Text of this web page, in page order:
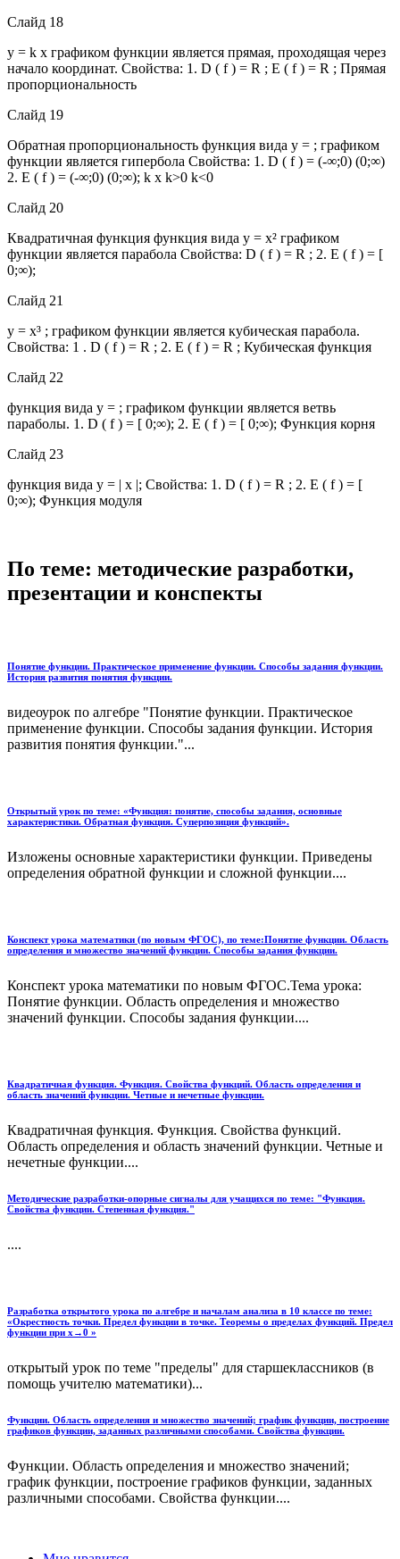
Слайд 18
y = k х графиком функции является прямая, проходящая через
начало координат. Свойства: 1. D ( f ) = R ; E ( f ) = R ; Прямая
пропорциональность
Слайд 19
Обратная пропорциональность функция вида y = ; графиком
функции является гипербола Свойства: 1. D ( f ) = (-∞;0) (0;∞)
2. E ( f ) = (-∞;0) (0;∞); k x k>0 k<0
Слайд 20
Квадратичная функция функция вида y = x² графиком
функции является парабола Свойства: D ( f ) = R ; 2. E ( f ) = [
0;∞);
Слайд 21
y = x³ ; графиком функции является кубическая парабола.
Свойства: 1 . D ( f ) = R ; 2. E ( f ) = R ; Кубическая функция
Слайд 22
функция вида y = ; графиком функции является ветвь
параболы. 1. D ( f ) = [ 0;∞); 2. E ( f ) = [ 0;∞); Функция корня
Слайд 23
функция вида y = | x |; Свойства: 1. D ( f ) = R ; 2. E ( f ) = [
0;∞); Функция модуля
По теме: методические разработки,
презентации и конспекты
Понятие функции. Практическое применение функции. Способы задания функции.
История развития понятия функции.
видеоурок по алгебре "Понятие функции. Практическое
применение функции. Способы задания функции. История
развития понятия функции."...
Открытый урок по теме: «Функция: понятие, способы задания, основные
характеристики. Обратная функция. Суперпозиция функций».
Изложены основные характеристики функции. Приведены
определения обратной функции и сложной функции....
Конспект урока математики (по новым ФГОС), по теме:Понятие функции. Область
определения и множество значений функции. Способы задания функции.
Конспект урока математики по новым ФГОС.Тема урока:
Понятие функции. Область определения и множество
значений функции. Способы задания функции....
Квадратичная функция. Функция. Свойства функций. Область определения и
область значений функции. Четные и нечетные функции.
Квадратичная функция. Функция. Свойства функций.
Область определения и область значений функции. Четные и
нечетные функции....
Методические разработки-опорные сигналы для учащихся по теме: "Функция.
Свойства функции. Степенная функция."
....
Разработка открытого урока по алгебре и началам анализа в 10 классе по теме:
«Окрестность точки. Предел функции в точке. Теоремы о пределах функций. Предел
функции при х→0 »
открытый урок по теме "пределы" для старшеклассников (в
помощь учителю математики)...
Функции. Область определения и множество значений; график функции, построение
графиков функции, заданных различными способами. Свойства функции.
Функции. Область определения и множество значений;
график функции, построение графиков функции, заданных
различными способами. Свойства функции....